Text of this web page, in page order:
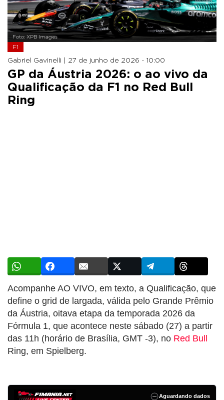
Foto: XPB Images
F1
Gabriel Gavinelli | 27 de junho de 2026 - 10:00
GP da Áustria 2026: o ao vivo da
Qualificação da F1 no Red Bull
Ring
Acompanhe AO VIVO, em texto, a Qualificação, que
define o grid de largada, válida pelo Grande Prêmio
da Áustria, oitava etapa da temporada 2026 da
Fórmula 1, que acontece neste sábado (27) a partir
das 11h (horário de Brasília, GMT -3), no Red Bull
Ring, em Spielberg.
Aguardando dados